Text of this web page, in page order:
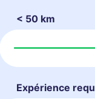
< 50 km
Expérience